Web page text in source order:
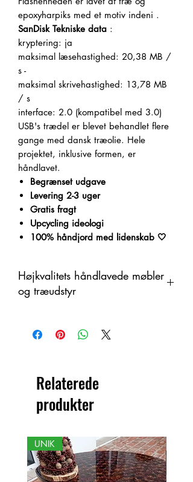
epoxyharpiks med et motiv indeni .
SanDisk Tekniske data :
kryptering: ja
maksimal læsehastighed: 20,38 MB /
s -
maksimal skrivehastighed: 13,78 MB
/ s
interface: 2.0 (kompatibel med 3.0)
USB's trædel er blevet behandlet flere
gange med dansk træolie. Hele
projektet, inklusive formen, er
håndlavet.
Begrænset udgave
Levering 2-3 uger
Gratis fragt
Upcycling ideologi
100% håndjord med lidenskab 🤍
Højkvalitets håndlavede møbler
og træudstyr
et organisk materiale med
farveændringer. Derfor kan der være
Relaterede
produkter
UNIK